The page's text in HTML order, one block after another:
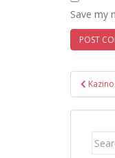
Save my
Post